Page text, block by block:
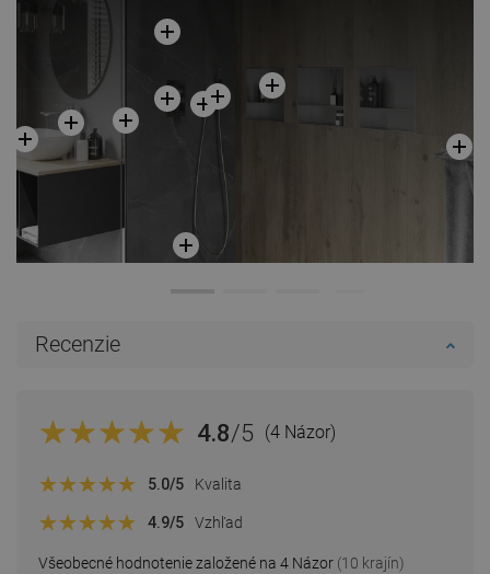
Recenzie
4.8/5 (4 Názor)
Všeobecné hodnotenie založené na 4 Názor (10 krajín)
5.0/5 Kvalita
4.9/5 Vzhľad